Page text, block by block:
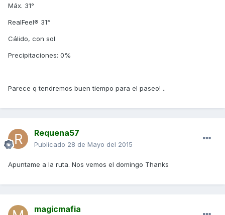
Máx. 31°
RealFeel® 31°
Cálido, con sol
Precipitaciones: 0%
Parece q tendremos buen tiempo para el paseo! ..
Requena57
Publicado 28 de Mayo del 2015
Apuntame a la ruta. Nos vemos el domingo Thanks
magicmafia